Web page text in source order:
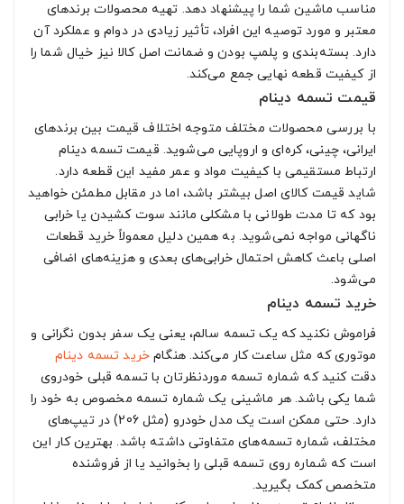
مناسب ماشین شما را پیشنهاد دهد. تهیه محصولات برندهای
معتبر و مورد توصیه این افراد، تأثیر زیادی در دوام و عملکرد آن
دارد. بسته‌بندی و پلمپ بودن و ضمانت اصل کالا نیز خیال شما را
از کیفیت قطعه نهایی جمع می‌کند.
قیمت تسمه دینام
با بررسی محصولات مختلف متوجه اختلاف قیمت بین برندهای
ایرانی، چینی، کره‌ای و اروپایی می‌شوید. قیمت تسمه دینام
ارتباط مستقیمی با کیفیت مواد و عمر مفید این قطعه دارد.
شاید قیمت کالای اصل بیشتر باشد، اما در مقابل مطمئن خواهید
بود که تا مدت طولانی با مشکلی مانند سوت کشیدن یا خرابی
ناگهانی مواجه نمی‌شوید. به همین دلیل معمولاً خرید قطعات
اصلی باعث کاهش احتمال خرابی‌های بعدی و هزینه‌های اضافی
می‌شود.
خرید تسمه دینام
فراموش نکنید که یک تسمه سالم، یعنی یک سفر بدون نگرانی و
موتوری که مثل ساعت کار می‌کند. هنگامخرید تسمه دینام
دقت کنید که شماره تسمه موردنظرتان با تسمه قبلی خودروی
شما یکی باشد. هر ماشینی یک شماره تسمه مخصوص به خود را
دارد. حتی ممکن است یک مدل خودرو (مثل 206) در تیپ‌های
مختلف، شماره تسمه‌های متفاوتی داشته باشد. بهترین کار این
است که شماره روی تسمه قبلی را بخوانید یا از فروشنده
متخصص کمک بگیرید.